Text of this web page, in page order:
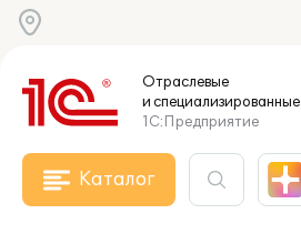
Отраслевые
и специализированные
1С:Предприятие
Каталог